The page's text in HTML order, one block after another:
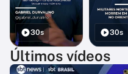
30s 30s
Últimos vídeos